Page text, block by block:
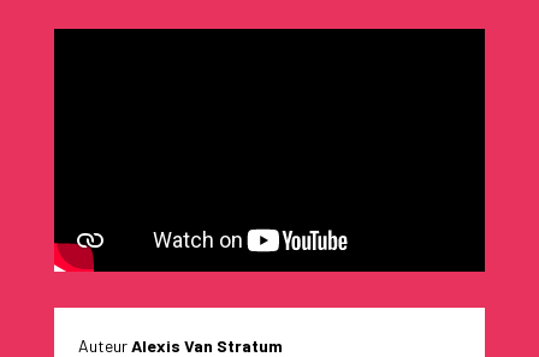
AuteurAlexis Van Stratum